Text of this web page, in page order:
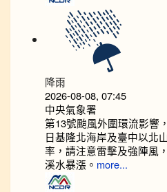
降雨
2026-08-08, 07:45
中央氣象署
第13號颱風外圍環流影響
日基隆北海岸及臺中以北
率，請注意雷擊及強陣風
溪水暴漲。 more...